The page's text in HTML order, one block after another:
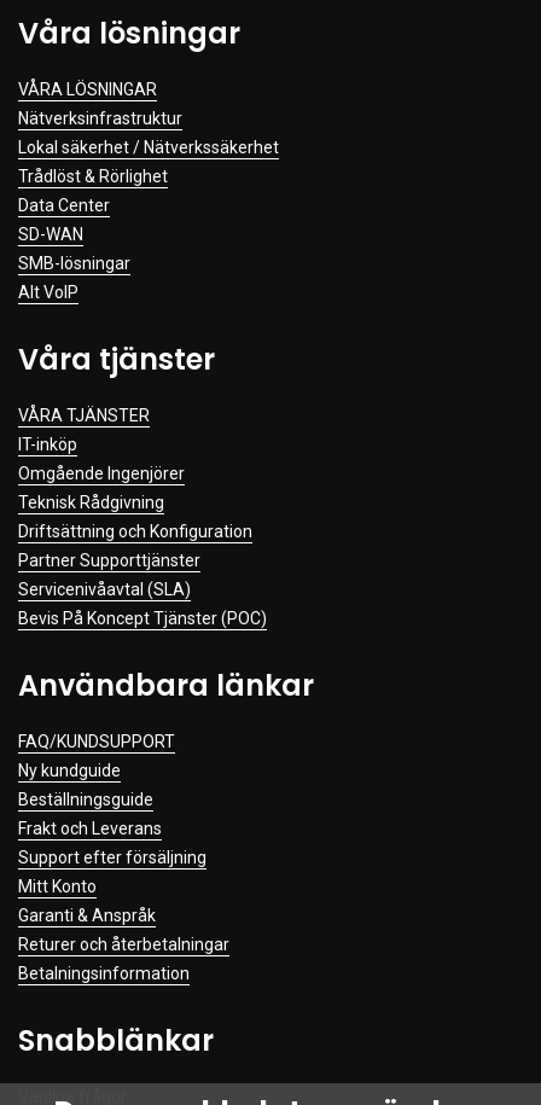
Printers & Accessories
Beauty & Healthcare
Software
Service & Support
Våra lösningar
VÅRA LÖSNINGAR
Nätverksinfrastruktur
Lokal säkerhet / Nätverkssäkerhet
Trådlöst & Rörlighet
Data Center
SD-WAN
SMB-lösningar
Alt VoIP
Våra tjänster
VÅRA TJÄNSTER
IT-inköp
Omgående Ingenjörer
Teknisk Rådgivning
Driftsättning och Konfiguration
Partner Supporttjänster
Servicenivåavtal (SLA)
Bevis På Koncept Tjänster (POC)
Användbara länkar
FAQ/KUNDSUPPORT
Ny kundguide
Beställningsguide
Frakt och Leverans
Support efter försäljning
Mitt Konto
Garanti & Anspråk
Returer och återbetalningar
Betalningsinformation
Snabblänkar
Vanliga frågor